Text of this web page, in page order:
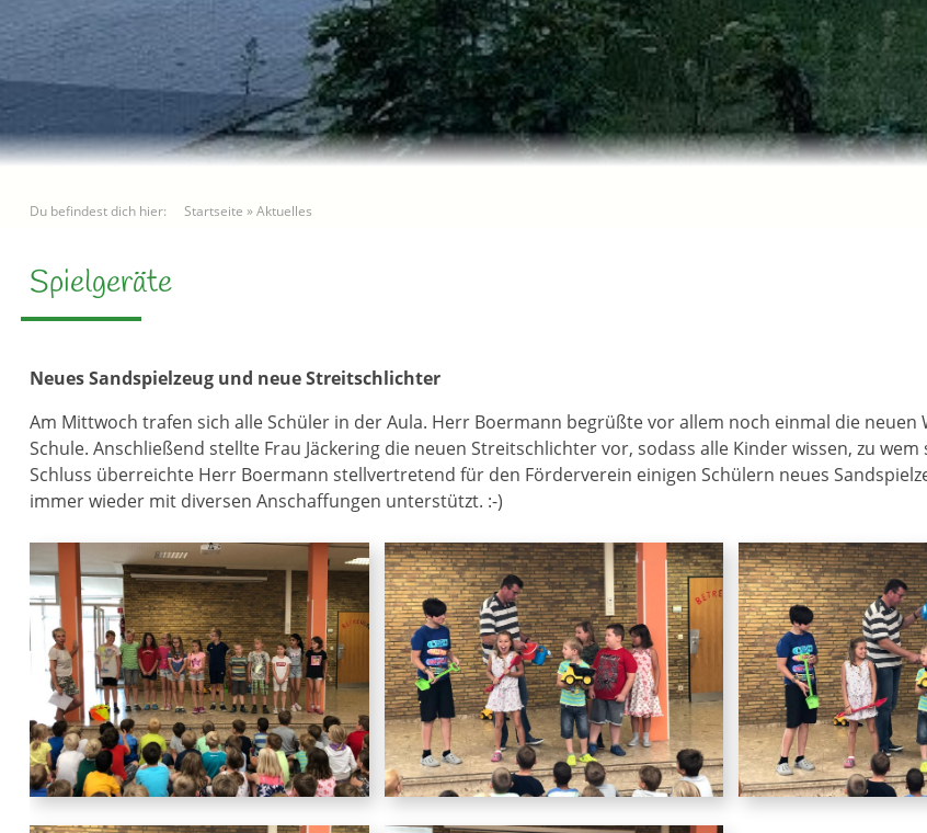
Du befindest dich hier: Startseite »Aktuelles
Spielgeräte
Neues Sandspielzeug und neue Streitschlichter
Am Mittwoch trafen sich alle Schüler in der Aula. Herr Boermann begrüßte vor allem noch einmal die
Schule. Anschließend stellte Frau Jäckering die neuen Streitschlichter vor, sodass alle Kinder wissen, zu
Schluss überreichte Herr Boermann stellvertretend für den Förderverein einigen Schülern neues
immer wieder mit diversen Anschaffungen unterstützt. :-)